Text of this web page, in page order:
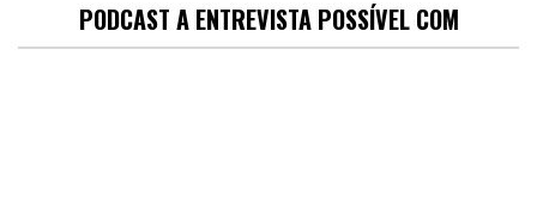
PODCAST A ENTREVISTA POSSÍVEL COM